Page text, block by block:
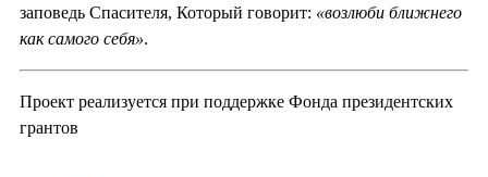
заповедь Спасителя, Который говорит: «возлюби ближнего
как самого себя».
Проект реализуется при поддержке Фонда президентских
грантов